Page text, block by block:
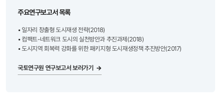
주요연구보고서 목록
• 일자리 창출형 도시재생 전략(2018)
• 컴팩트-네트워크 도시의 실천방안과 추진과제(2018)
• 도시지역 회복력 강화를 위한 패키지형 도시재생정책 추진방안(2017)
국토연구원 연구보고서 보러가기